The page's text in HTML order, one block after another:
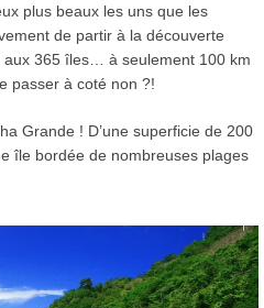
plus beaux les uns que les
de partir à la découverte
aux 365 îles… à seulement 100 km
passer à coté non ?!
Grande ! D’une superficie de 200
île bordée de nombreuses plages